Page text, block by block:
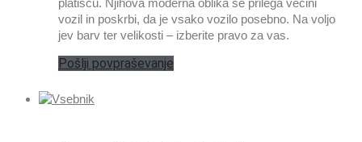
platišču. Njihova moderna oblika se prilega večini
vozil in poskrbi, da je vsako vozilo posebno. Na voljo
jev barv ter velikosti – izberite pravo za vas.
Pošlji povpraševanje